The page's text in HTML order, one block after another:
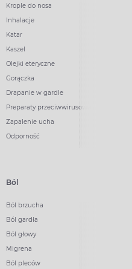
Krople do nosa
Inhalacje
Katar
Kaszel
Olejki eteryczne
Gorączka
Drapanie w gardle
Preparaty przeciwwirusowe
Zapalenie ucha
Odporność
Ból
Ból brzucha
Ból gardła
Ból głowy
Migrena
Ból pleców